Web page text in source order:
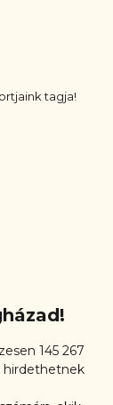
tagja!
145 267
hirdethetnek